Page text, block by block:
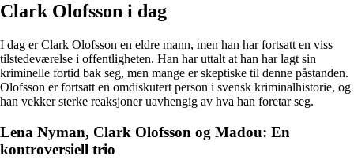
Clark Olofsson i dag
I dag er Clark Olofsson en eldre mann, men han har fortsatt en viss
tilstedeværelse i offentligheten. Han har uttalt at han har lagt sin
kriminelle fortid bak seg, men mange er skeptiske til denne påstanden.
Olofsson er fortsatt en omdiskutert person i svensk kriminalhistorie, og
han vekker sterke reaksjoner uavhengig av hva han foretar seg.
Lena Nyman, Clark Olofsson og Madou: En
kontroversiell trio